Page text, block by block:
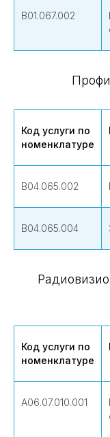
В01.067.002
Код услуги по
номенклатуре
В04.065.002
В04.065.004
Код услуги по
номенклатуре
А06.07.010.001